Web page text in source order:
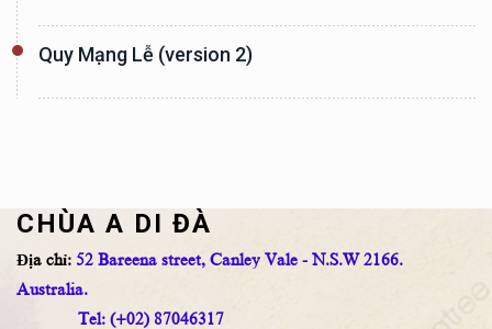
Quy Mạng Lễ (version 2)
CHÙA A DI ĐÀ
Địa chỉ: 52 Bareena street, Canley Vale - N.S.W 2166.
Australia.
Tel: (+02) 87046317